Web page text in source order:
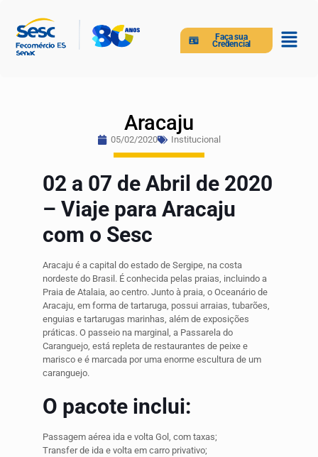
Faça sua
Credencial
Aracaju
05/02/2020 Institucional
02 a 07 de Abril de 2020
– Viaje para Aracaju
com o Sesc
Aracaju é a capital do estado de Sergipe, na costa
nordeste do Brasil. É conhecida pelas praias, incluindo a
Praia de Atalaia, ao centro. Junto à praia, o Oceanário de
Aracaju, em forma de tartaruga, possui arraias, tubarões,
enguias e tartarugas marinhas, além de exposições
práticas. O passeio na marginal, a Passarela do
Caranguejo, está repleta de restaurantes de peixe e
marisco e é marcada por uma enorme escultura de um
caranguejo.
O pacote inclui:
Passagem aérea ida e volta Gol, com taxas;
Transfer de ida e volta em carro privativo;